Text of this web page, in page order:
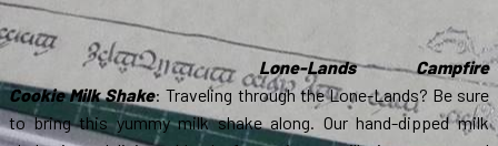
Lone-Lands Campfire
Cookie Milk Shake: Traveling through the Lone-Lands? Be sure
to bring this yummy milk shake along. Our hand-dipped milk